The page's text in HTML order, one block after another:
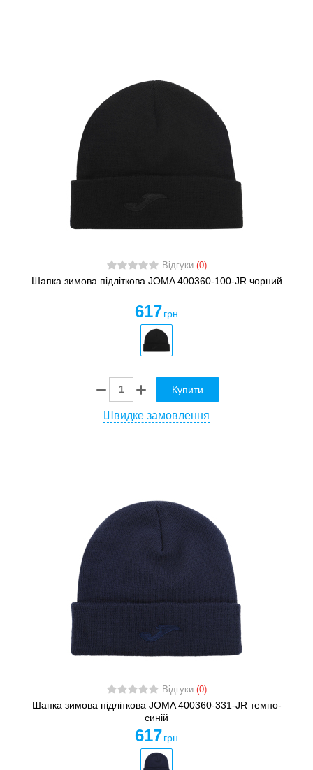
Відгуки (0)
Шапка зимова підліткова JOMA 400360-100-JR чорний
617 грн
Купити
Швидке замовлення
Відгуки (0)
Шапка зимова підліткова JOMA 400360-331-JR темно-
синій
617 грн